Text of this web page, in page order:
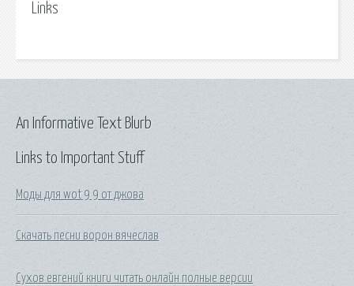
Links
Links to Important Stuff
Моды для wot 9 9 от джова
Скачать песни ворон вячеслав
Сухов евгений книги читать онлайн полные версии
An Informative Text Blurb